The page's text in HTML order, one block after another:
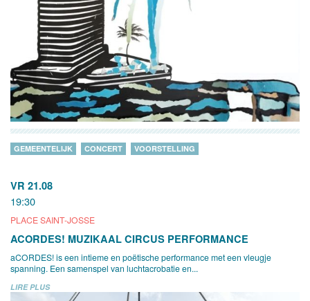
VR 21.08
19:30
PLACE SAINT-JOSSE
GEMEENTELIJK CONCERT VOORSTELLING
ACORDES! MUZIKAAL CIRCUS PERFORMANCE
aCORDES! is een intieme en poëtische performance met een vleugje
spanning. Een samenspel van luchtacrobatie en...
LIRE PLUS